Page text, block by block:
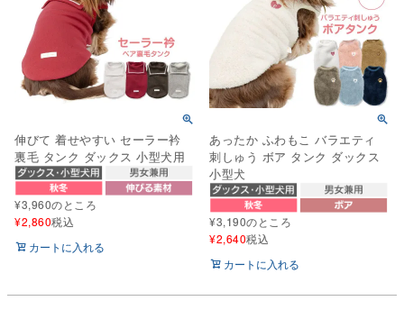
伸びて 着せやすい セーラー衿
裏毛 タンク ダックス 小型犬用
¥3,960のところ
¥2,860税込
カートに入れる
あったか ふわもこ バラエティ
刺しゅう ボア タンク ダックス
小型犬
¥3,190のところ
¥2,640税込
カートに入れる